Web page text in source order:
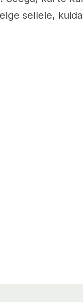
sellele,